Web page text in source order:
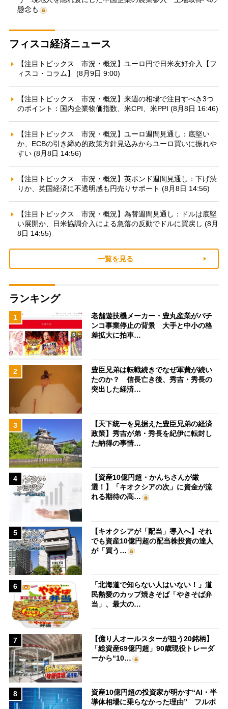
懸念も
フィスコ経済ニュース
【注目トピックス 市況・概況】ユーロ円で日米友好介入【フ
ィスコ・コラム】 (8月9日 9:00)
【注目トピックス 市況・概況】来週の相場で注目すべき3つ
のポイント：国内企業物価指数、米CPI、米PPI (8月8日 16:46)
【注目トピックス 市況・概況】ユーロ週間見通し：底堅い
か、ECBの引き締め的政策方針見込みからユーロ買いに振れや
すい (8月8日 14:56)
【注目トピックス 市況・概況】英ポンド週間見通し：下げ渋
りか、英国経済に不透明感も円売りサポート (8月8日 14:56)
【注目トピックス 市況・概況】為替週間見通し：ドルは底堅
い展開か、日米協調介入による急落の反動でドルに買戻し (8月
8日 14:55)
一覧を見る
ランキング
1
老舗遊技機メーカー・豊丸産業がパチ
ンコ事業停止の背景 大手と中小の格
差拡大に拍車…
2
豊臣兄弟は転戦続きでなぜ軍費が続い
たのか？ 信長亡き後、秀吉・秀長の
突出した経済…
3
【天下統一を見据えた豊臣兄弟の経済
政策】秀吉が弟・秀長を紀伊に転封し
た納得の事情…
4
【資産10億円超・かんちさんが厳
選！】「キオクシアの次」に資金が流
れる期待の高…
5
【キオクシアが「配当」導入へ】それ
でも資産10億円超の配当株投資の達人
が「買う…
6
「北海道で知らない人はいない！」道
民熱愛のカップ焼きそば「やきそば弁
当」、最大の…
7
【億り人オールスターが狙う20銘柄】
「総資産69億円超」90歳現役トレーダ
ーから“10…
8
資産10億円超の投資家が明かす“AI・半
導体相場に乗らなかった理由” フルポ